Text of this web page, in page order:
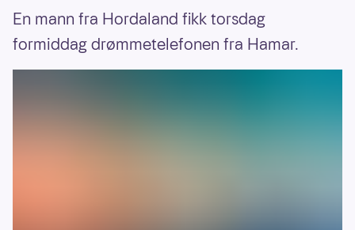
En mann fra Hordaland fikk torsdag
formiddag drømmetelefonen fra Hamar.